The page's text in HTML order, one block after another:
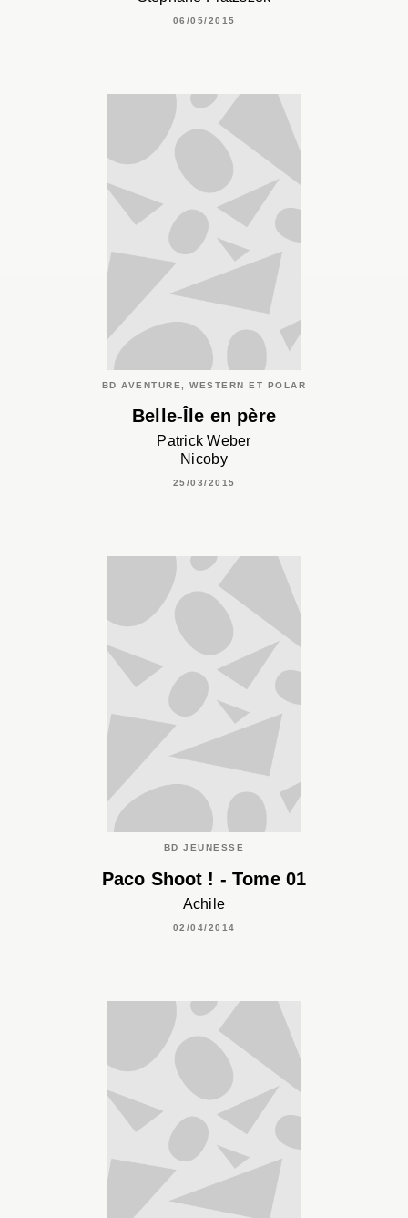
06/05/2015
BD AVENTURE, WESTERN ET POLAR
Belle-Île en père
Patrick Weber
Nicoby
25/03/2015
BD JEUNESSE
Paco Shoot ! - Tome 01
Achile
02/04/2014